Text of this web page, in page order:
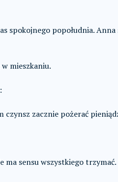
spokojnego popołudnia. Anna
mieszkaniu.
czynsz zacznie pożerać
ma sensu wszystkiego trzymać.